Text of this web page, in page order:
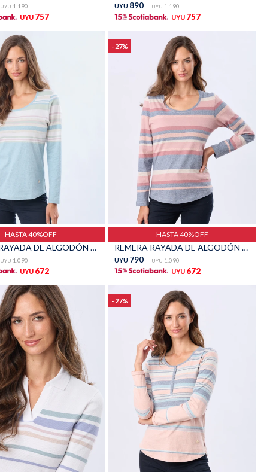
UYU 1.190
UYU 757
UYU 890 UYU 1.190
UYU 757
HASTA 40%OFF
REMERA RAYADA DE ALGODÓN - Pistacho
UYU 1.090
UYU 672
27
HASTA 40%OFF
REMERA RAYADA DE ALGODÓN - Azul
UYU 790 UYU 1.090
UYU 672
27